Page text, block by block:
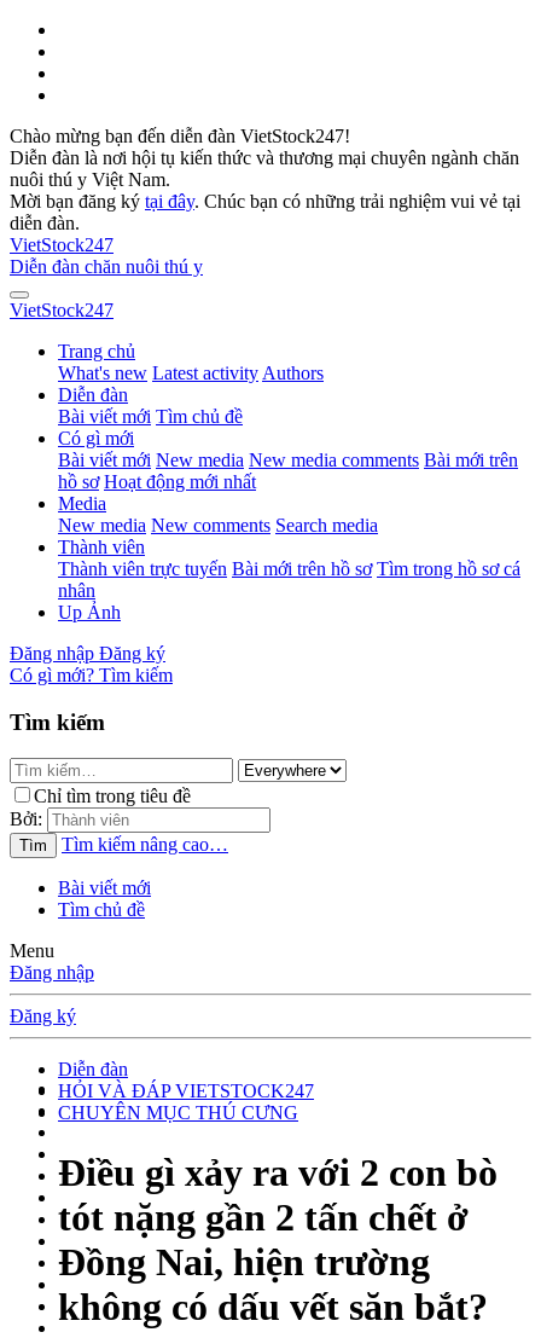
Chào mừng bạn đến diễn đàn VietStock247!
Diễn đàn là nơi hội tụ kiến thức và thương mại chuyên ngành chăn
nuôi thú y Việt Nam.
Mời bạn đăng ký tại đây. Chúc bạn có những trải nghiệm vui vẻ tại
diễn đàn.
VietStock247
Diễn đàn chăn nuôi thú y
VietStock247
Trang chủ
What's new Latest activity Authors
Diễn đàn
Bài viết mới Tìm chủ đề
Có gì mới
Bài viết mới New media New media comments Bài mới trên
hồ sơ Hoạt động mới nhất
Media
New media New comments Search media
Thành viên
Thành viên trực tuyến Bài mới trên hồ sơ Tìm trong hồ sơ cá
nhân
Up Ảnh
Đăng nhập Đăng ký
Có gì mới? Tìm kiếm
Tìm kiếm
Chỉ tìm trong tiêu đề
Bởi:
Tìm Tìm kiếm nâng cao…
Bài viết mới
Tìm chủ đề
Menu
Đăng nhập
Đăng ký
Diễn đàn
HỎI VÀ ĐÁP VIETSTOCK247
CHUYÊN MỤC THÚ CƯNG
Điều gì xảy ra với 2 con bò
tót nặng gần 2 tấn chết ở
Đồng Nai, hiện trường
không có dấu vết săn bắt?